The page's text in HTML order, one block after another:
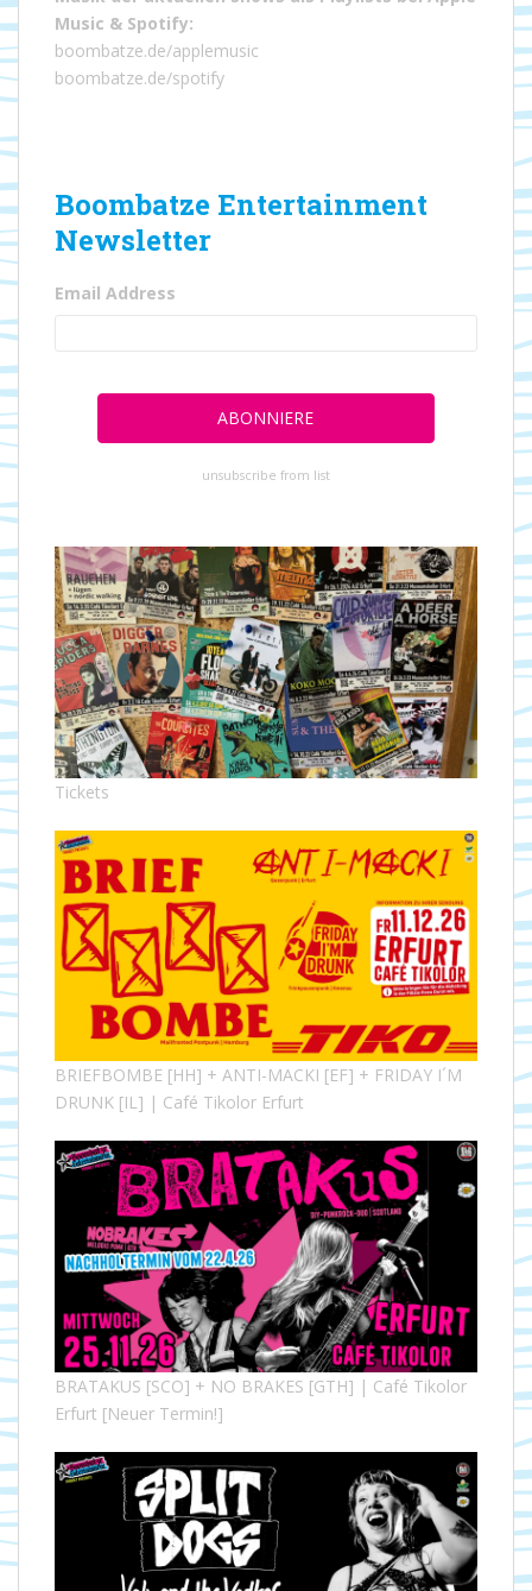
Music & Spotify:
boombatze.de/applemusic
boombatze.de/spotify
Boombatze Entertainment
Newsletter
Email Address
unsubscribe from list
Tickets
BRIEFBOMBE [HH] + ANTI-MACKI [EF] + FRIDAY I´M
DRUNK [IL] | Café Tikolor Erfurt
BRATAKUS [SCO] + NO BRAKES [GTH] | Café Tikolor
Erfurt [Neuer Termin!]